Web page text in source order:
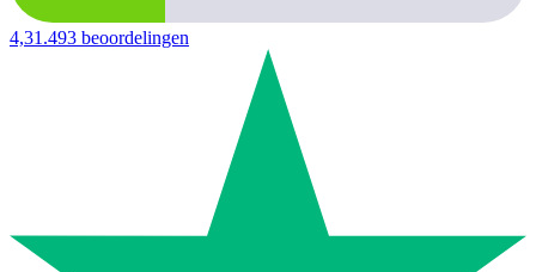
4,31.493 beoordelingen